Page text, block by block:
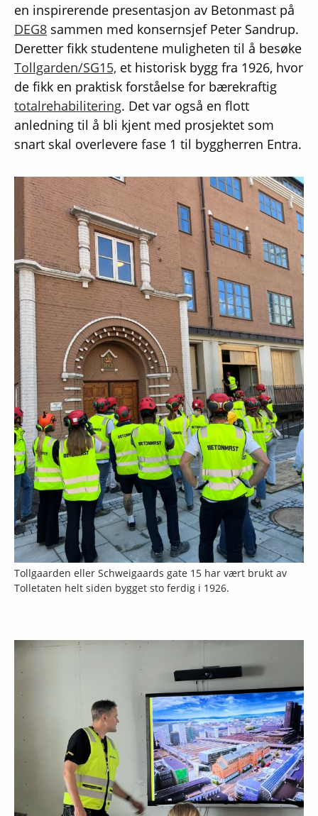
en inspirerende presentasjon av Betonmast på
DEG8 sammen med konsernsjef Peter Sandrup.
Deretter fikk studentene muligheten til å besøke
Tollgarden/SG15, et historisk bygg fra 1926, hvor
de fikk en praktisk forståelse for bærekraftig
totalrehabilitering. Det var også en flott
anledning til å bli kjent med prosjektet som
snart skal overlevere fase 1 til byggherren Entra.
Tollgaarden eller Schweigaards gate 15 har vært brukt av
Tolletaten helt siden bygget sto ferdig i 1926.